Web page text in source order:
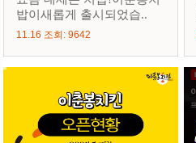
밥이새롭게 출시되었습..
11.16 조회: 9642